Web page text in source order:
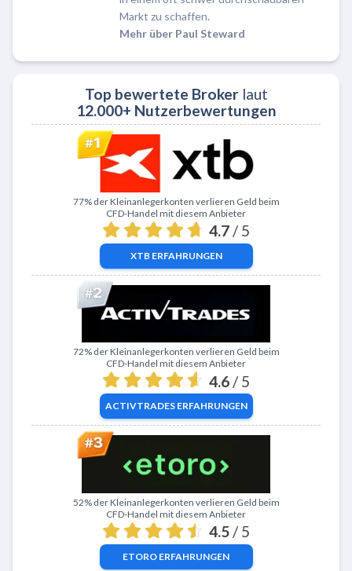
Markt zu schaffen.
Mehr über Paul Steward
Top bewertete Brokerlaut
12.000+ Nutzerbewertungen
Zu XTB
77% der Kleinanlegerkonten verlieren Geld beim
CFD-Handel mit diesem Anbieter
4.7 / 5
XTB ERFAHRUNGEN
Zu ActivTrades
72% der Kleinanlegerkonten verlieren Geld beim
CFD-Handel mit diesem Anbieter
4.6 / 5
ACTIVTRADESERFAHRUNGEN
Zu eToro
52% der Kleinanlegerkonten verlieren Geld beim
CFD-Handel mit diesem Anbieter
4.5 / 5
ETORO ERFAHRUNGEN